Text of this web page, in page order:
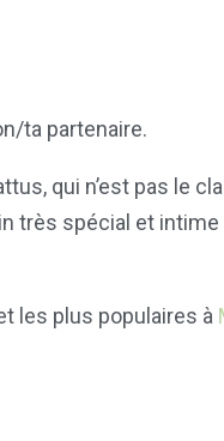
ta partenaire.
qui n’est pas le
très spécial et intime
les plus populaires à